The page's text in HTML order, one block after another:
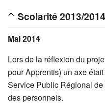
Scolarité 2013/
Mai 2014
Lors de la réflexion du
pour Apprentis) un axe
Service Public Régional
des personnels.